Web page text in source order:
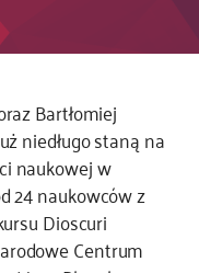
Bartłomiej
niedługo staną na
naukowej w
24 naukowców z
Dioscuri
Centrum